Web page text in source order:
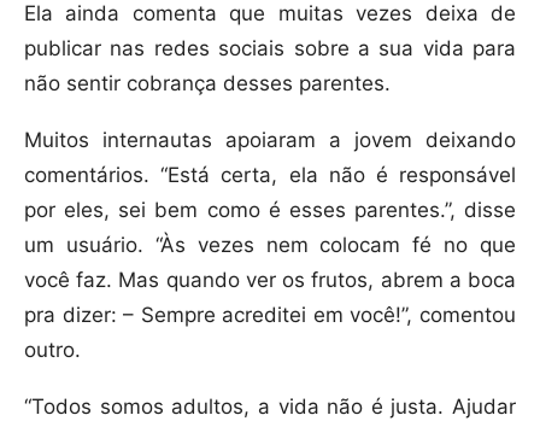
Ela ainda comenta que muitas vezes deixa de
publicar nas redes sociais sobre a sua vida para
não sentir cobrança desses parentes.
Muitos internautas apoiaram a jovem deixando
comentários. “Está certa, ela não é responsável
por eles, sei bem como é esses parentes.”, disse
um usuário. “Às vezes nem colocam fé no que
você faz. Mas quando ver os frutos, abrem a boca
pra dizer: – Sempre acreditei em você!”, comentou
outro.
“Todos somos adultos, a vida não é justa. Ajudar